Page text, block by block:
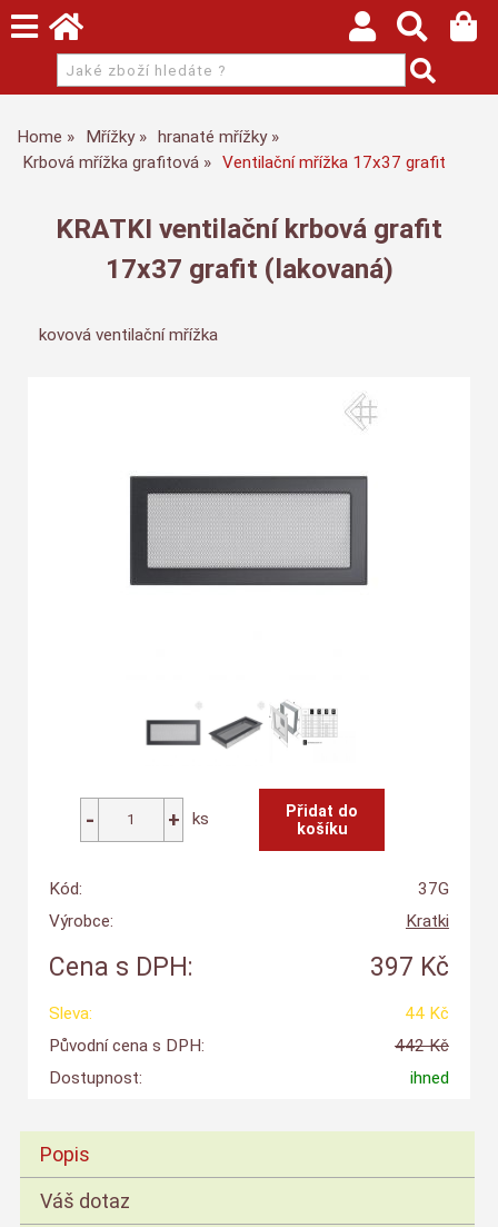
Home Mřížky
hranaté mřížky
Krbová mřížka grafitová
Ventilační mřížka 17x37 grafit
KRATKI ventilační krbová grafit
17x37 grafit (lakovaná)
kovová ventilační mřížka
ks
Kód:
37G
Výrobce:
Kratki
Cena s DPH: 397 Kč
Sleva:
44 Kč
Původní cena s DPH:
442 Kč
Dostupnost:
ihned
Popis
Váš dotaz